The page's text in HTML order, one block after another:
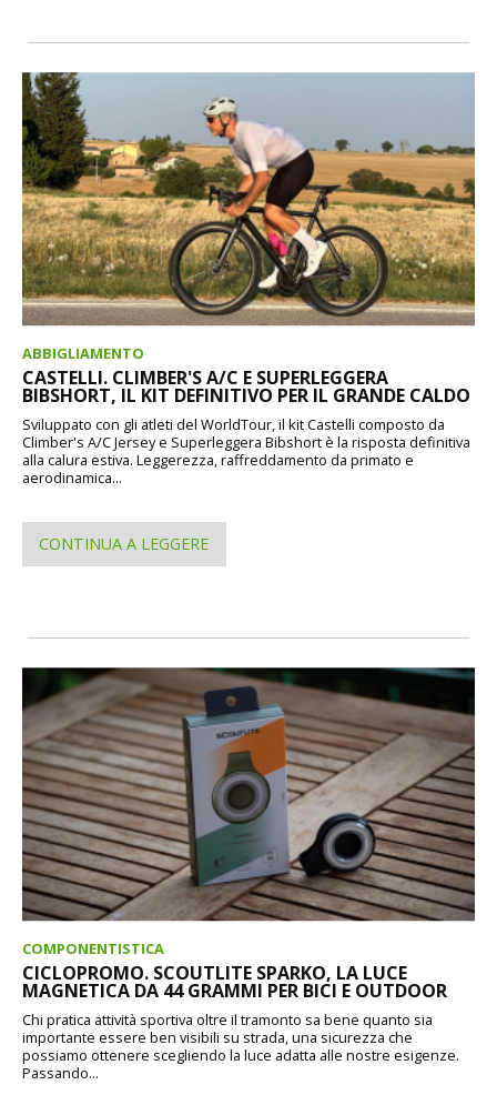
ABBIGLIAMENTO
CASTELLI. CLIMBER'S A/C E SUPERLEGGERA
BIBSHORT, IL KIT DEFINITIVO PER IL GRANDE CALDO
Sviluppato con gli atleti del WorldTour, il kit Castelli composto da
Climber's A/C Jersey e Superleggera Bibshort è la risposta definitiva
alla calura estiva. Leggerezza, raffreddamento da primato e
aerodinamica...
CONTINUA A LEGGERE
COMPONENTISTICA
CICLOPROMO. SCOUTLITE SPARKO, LA LUCE
MAGNETICA DA 44 GRAMMI PER BICI E OUTDOOR
Chi pratica attività sportiva oltre il tramonto sa bene quanto sia
importante essere ben visibili su strada, una sicurezza che
possiamo ottenere scegliendo la luce adatta alle nostre esigenze.
Passando...